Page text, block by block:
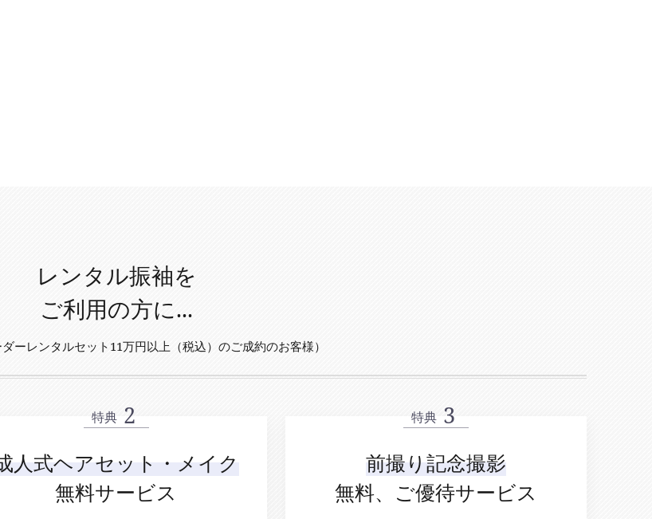
レンタル振袖を
ご利用の方に...
ダーレンタルセット11万円以上（税込）のご成約のお客様）
特典
人式ヘアセット・メイク
無料サービス
特典
前撮り記念撮影
無料、ご優待サービス